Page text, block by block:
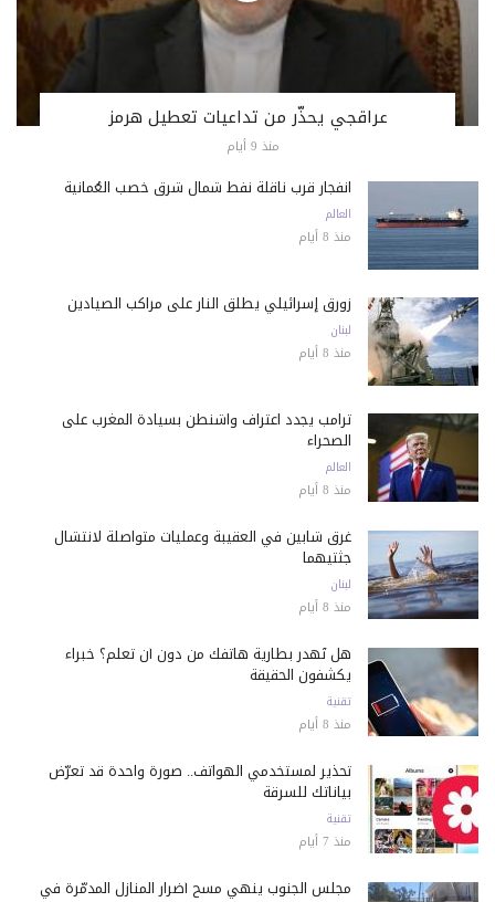
عراقجي يحذّر من تداعيات تعطيل هرمز
منذ 9 أيام
انفجار قرب ناقلة نفط شمال شرق خصب العُمانية
العالم
منذ 8 أيام
زورق إسرائيلي يطلق النار على مراكب الصيادين
لبنان
منذ 8 أيام
ترامب يجدد اعتراف واشنطن بسيادة المغرب على
الصحراء
العالم
منذ 8 أيام
غرق شابين في العقيبة وعمليات متواصلة لانتشال
جثتيهما
لبنان
منذ 8 أيام
هل تُهدر بطارية هاتفك من دون أن تعلم؟ خبراء
يكشفون الحقيقة
تقنية
منذ 8 أيام
تحذير لمستخدمي الهواتف.. صورة واحدة قد تعرّض
بياناتك للسرقة
تقنية
منذ 7 أيام
مجلس الجنوب ينهي مسح أضرار المنازل المدمّرة في